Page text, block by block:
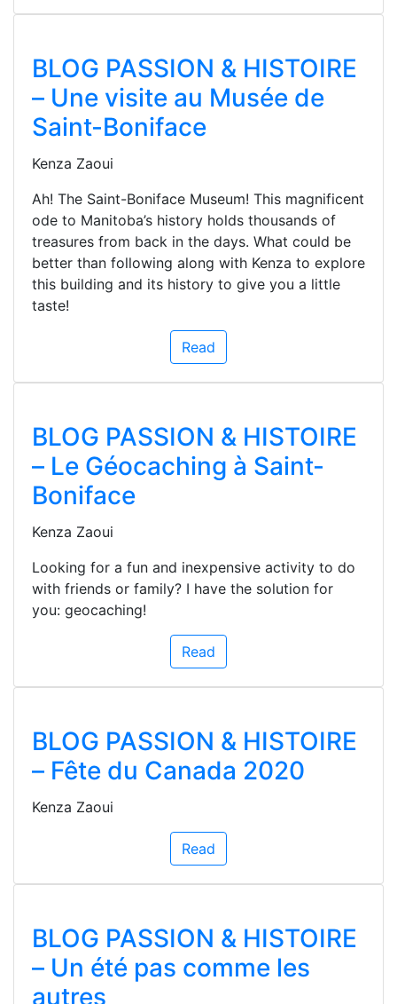
BLOG PASSION & HISTOIRE
– Une visite au Musée de
Saint-Boniface
Kenza Zaoui
Ah! The Saint-Boniface Museum! This magnificent
ode to Manitoba’s history holds thousands of
treasures from back in the days. What could be
better than following along with Kenza to explore
this building and its history to give you a little
taste!
Read
BLOG PASSION & HISTOIRE
– Le Géocaching à Saint-
Boniface
Kenza Zaoui
Looking for a fun and inexpensive activity to do
with friends or family? I have the solution for
you: geocaching!
Read
BLOG PASSION & HISTOIRE
– Fête du Canada 2020
Kenza Zaoui
Read
BLOG PASSION & HISTOIRE
– Un été pas comme les
autres